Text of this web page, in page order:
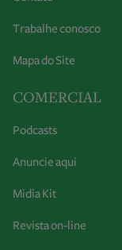
Trabalhe conosco
Mapa do Site
COMERCIAL
Podcasts
Anuncie aqui
Midia Kit
Revista on-line